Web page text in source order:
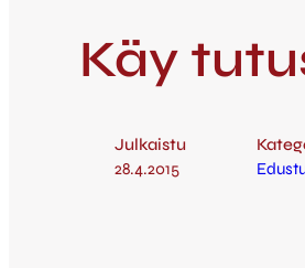
Käy
Julkaistu
28.4.2015